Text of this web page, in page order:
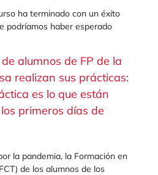
ha terminado con un éxito
podríamos haber esperado
alumnos de FP de la
realizan sus prácticas:
es lo que están
primeros días de
la pandemia, la Formación en
de los alumnos de los